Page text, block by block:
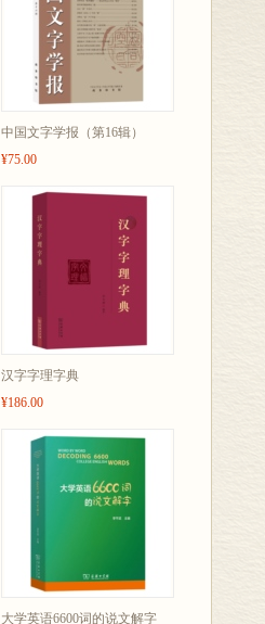
中国文字学报（第16辑）
¥75.00
汉字字理字典
¥186.00
大学英语6600词的说文解字